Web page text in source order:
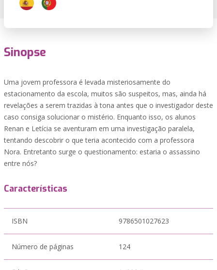
Sinopse
Uma jovem professora é levada misteriosamente do
estacionamento da escola, muitos são suspeitos, mas, ainda há
revelações a serem trazidas à tona antes que o investigador deste
caso consiga solucionar o mistério. Enquanto isso, os alunos
Renan e Letícia se aventuram em uma investigação paralela,
tentando descobrir o que teria acontecido com a professora
Nora. Entretanto surge o questionamento: estaria o assassino
entre nós?
Características
ISBN 9786501027623
Número de páginas 124